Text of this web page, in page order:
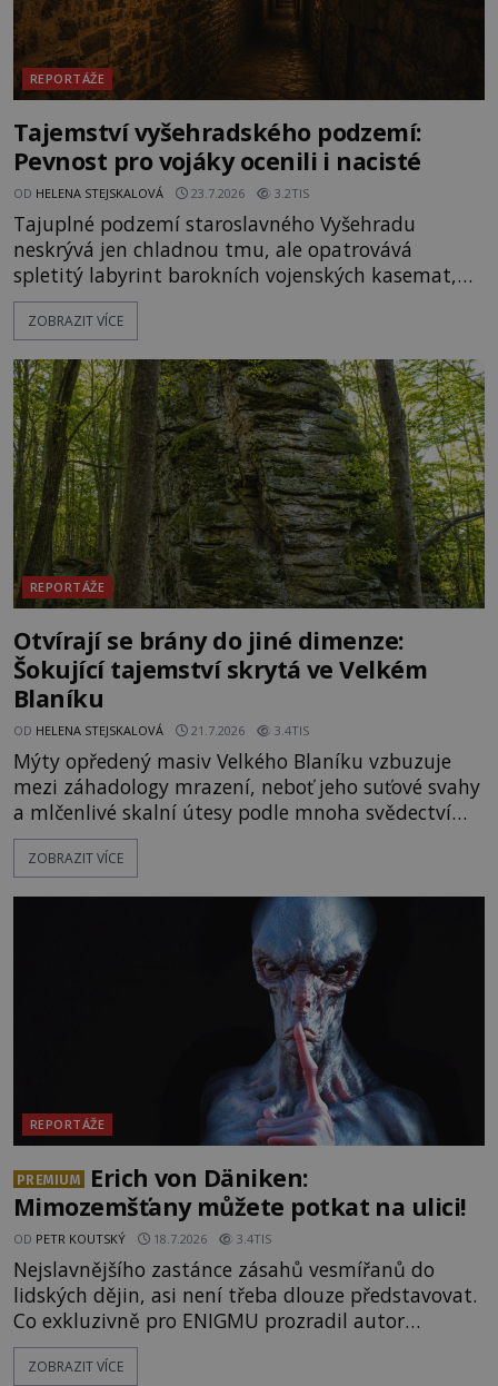
REPORTÁŽE
Tajemství vyšehradského podzemí:
Pevnost pro vojáky ocenili i nacisté
OD HELENA STEJSKALOVÁ 23.7.2026 3.2TIS
Tajuplné podzemí staroslavného Vyšehradu
neskrývá jen chladnou tmu, ale opatrovává
spletitý labyrint barokních vojenských kasemat,
zapomenuté chrámy a vzácné národní poklady.
Hluboko uvnitř mohutné skály nad řekou Vltavou
vyhýbá shonu moderní metropole. Místo, ke
kterému se vážou nejstarší české mýty, ve svých
temných útrobách střeží monumentální
ZOBRAZIT VÍCE
REPORTÁŽE
Otvírají se brány do jiné dimenze:
Šokující tajemství skrytá ve Velkém
Blaníku
OD HELENA STEJSKALOVÁ 21.7.2026 3.4TIS
Mýty opředený masiv Velkého Blaníku vzbuzuje
mezi záhadology mrazení, neboť jeho suťové svahy
a mlčenlivé skalní útesy podle mnoha svědectví
fungují jako anomální zóny, kde selhává lidské
vnímání času i prostoru. Geologické anomálie hory
badatelé zde odkrývají indicie, které propojují
prastaré pohanské kulty, keltské svatyně a zprávy
ZOBRAZIT VÍCE
REPORTÁŽE
PREMIUM
Erich von Däniken:
Mimozemšťany můžete potkat na ulici!
OD PETR KOUTSKÝ 18.7.2026 3.4TIS
Nejslavnějšího zastánce zásahů vesmířanů do
lidských dějin, asi není třeba dlouze představovat.
Co exkluzivně pro ENIGMU prozradil autor
Vzpomínek na budoucnost, švýcarský badatel
Erich von Däniken? Orbitální stanice Viking 1
ZOBRAZIT VÍCE